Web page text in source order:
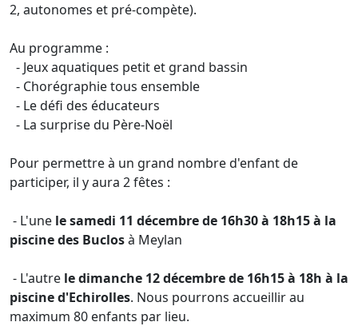
2, autonomes et pré-compète).
Au programme :
- Jeux aquatiques petit et grand bassin
- Chorégraphie tous ensemble
- Le défi des éducateurs
- La surprise du Père-Noël
Pour permettre à un grand nombre d'enfant de
participer, il y aura 2 fêtes :
- L'une le samedi 11 décembre de 16h30 à 18h15 à la
piscine des Buclosà Meylan
- L'autre le dimanche 12 décembre de 16h15 à 18h à la
piscine d'Echirolles. Nous pourrons accueillir au
maximum 80 enfants par lieu.